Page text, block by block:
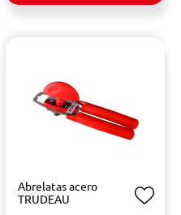
Abrelatas acero
TRUDEAU